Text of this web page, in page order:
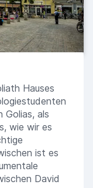
Hauses
Golias, als
wie wir es
ist es
David